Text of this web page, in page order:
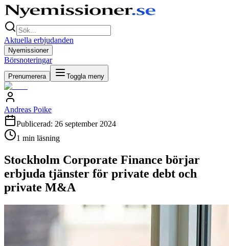
Aktuella erbjudanden
Nyemissioner
Börsnoteringar
Prenumerera Toggla meny
Andreas Poike
Publicerad: 26 september 2024
1 min läsning
Stockholm Corporate Finance börjar
erbjuda tjänster för private debt och
private M&A